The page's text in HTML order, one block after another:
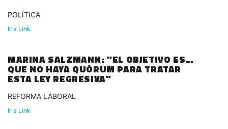
POLÍTICA
Ir a Link
MARINA SALZMANN: "EL OBJETIVO ES
QUE NO HAYA QUÓRUM PARA TRATAR
ESTA LEY REGRESIVA"
REFORMA LABORAL
Ir a Link